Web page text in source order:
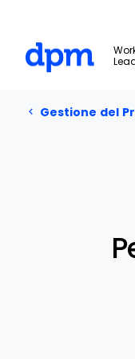
Gestione del